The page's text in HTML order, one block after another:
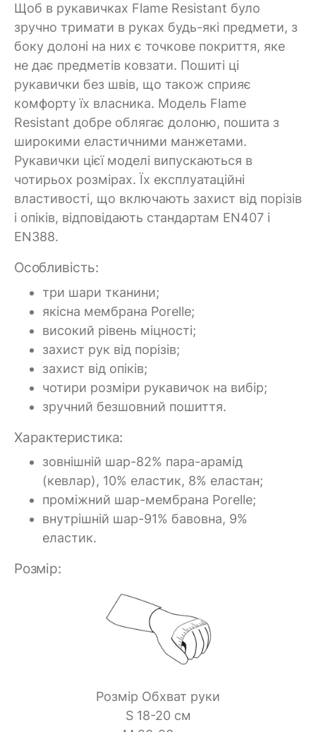
Щоб в рукавичках Flame Resistant було
зручно тримати в руках будь-які предмети, з
боку долоні на них є точкове покриття, яке
не дає предметів ковзати. Пошиті ці
рукавички без швів, що також сприяє
комфорту їх власника. Модель Flame
Resistant добре облягає долоню, пошита з
широкими еластичними манжетами.
Рукавички цієї моделі випускаються в
чотирьох розмірах. Їх експлуатаційні
властивості, що включають захист від порізів
і опіків, відповідають стандартам EN407 і
EN388.
Особливість:
три шари тканини;
якісна мембрана Porelle;
високий рівень міцності;
захист рук від порізів;
захист від опіків;
чотири розміри рукавичок на вибір;
зручний безшовний пошиття.
Характеристика:
зовнішній шар-82% пара-арамід
(кевлар), 10% еластик, 8% еластан;
проміжний шар-мембрана Porelle;
внутрішній шар-91% бавовна, 9%
еластик.
Розмір:
Розмір Обхват руки
S 18-20 см